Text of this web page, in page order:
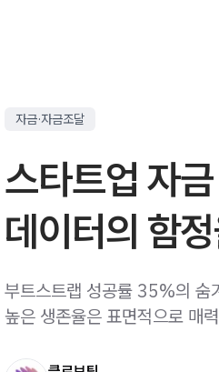
자금·자금조달
스타트업 자
데이터의 함
부트스트랩 성공률 35%의 숨
높은 생존율은 표면적으로 매